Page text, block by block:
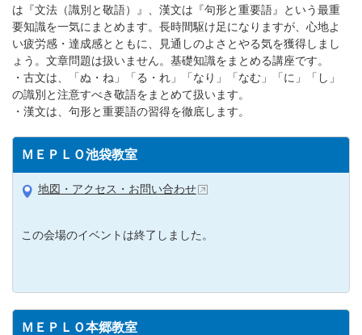
は『文法（識別と敬語）』、漢文は『句形と重要語』という最重
要知識を一気にまとめます。長時間駆け足になりますが、心地よ
い疲労感・達成感とともに、見通しのよさとやる気を獲得しまし
ょう。文章問題は扱いません。基礎知識をまとめる講座です。
・古文は、「ぬ・ね」「る・れ」「なり」「なむ」「に」「し」
の識別と注意すべき敬語をまとめて扱います。
・漢文は、句形と重要語の習得を徹底します。
ＭＥＰＬＯ池袋教室
地図・アクセス・お問い合わせ
この会場のイベントは終了しました。
ＭＥＰＬＯ本郷教室